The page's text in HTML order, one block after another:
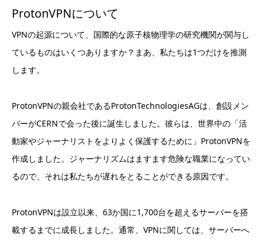
ProtonVPNについて
VPNの起源について、国際的な原子核物理学の研究機関が関与し
ているものはいくつありますか？まあ、私たちは1つだけを推測
します。
ProtonVPNの親会社であるProtonTechnologiesAGは、創設メン
バーがCERNで会った後に誕生しました。彼らは、世界中の「活
動家やジャーナリストをよりよく保護するために」ProtonVPNを
作成しました。ジャーナリズムはますます危険な職業になってい
るので、それは私たちが遅れをとることができる原因です。
ProtonVPNは設立以来、63か国に1,700台を超えるサーバーを搭
載するまでに成長しました。通常、VPNに関しては、サーバーへ